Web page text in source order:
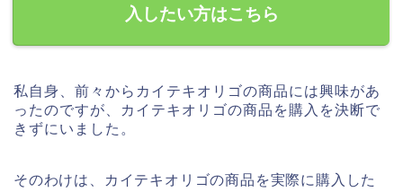
入したい方はこちら
私自身、前々からカイテキオリゴの商品には興味があ
ったのですが、カイテキオリゴの商品を購入を決断で
きずにいました。
そのわけは、カイテキオリゴの商品を実際に購入した